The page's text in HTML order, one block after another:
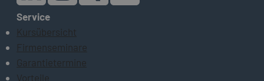
Service
Kursübersicht
Firmenseminare
Garantietermine
Vorteile